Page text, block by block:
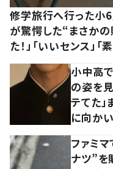
修学旅行へ行った小6
が驚愕した“まさか
た！」「いいセンス」「
小中高
の姿を
テてた
に向かい
ファミ
ナツ”を